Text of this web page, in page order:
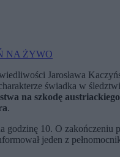
NA ŻYWO
Jarosława
świadka w
na szkodę
.
godzinę 10. O zakończeniu
jeden z